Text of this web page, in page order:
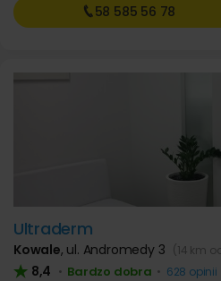
58 585 56 78
Ultraderm
Kowale, ul. Andromedy 3 (14 km
8,4 • Bardzo dobra • 628 opinii